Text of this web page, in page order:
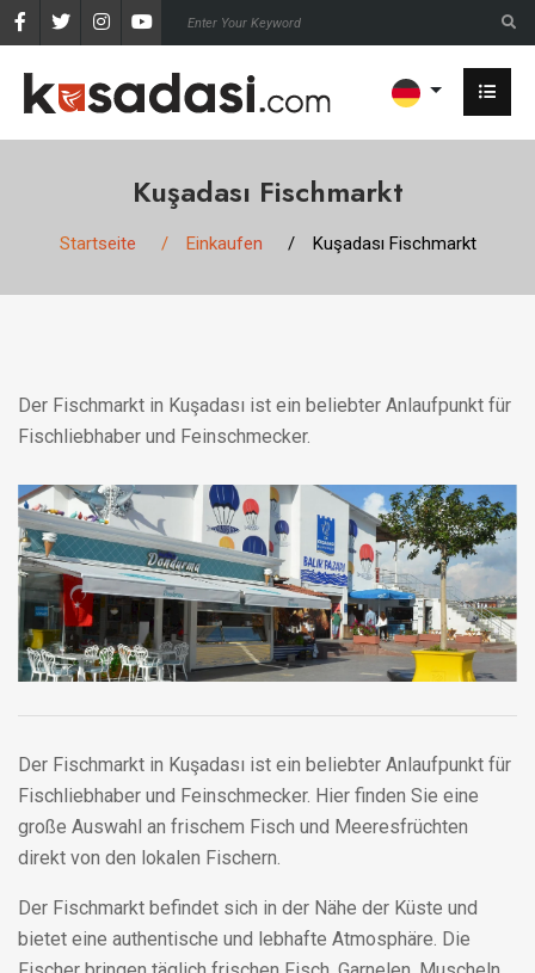
Kuşadası Fischmarkt
Startseite Einkaufen Kuşadası Fischmarkt
Der Fischmarkt in Kuşadası ist ein beliebter Anlaufpunkt für
Fischliebhaber und Feinschmecker.
Der Fischmarkt in Kuşadası ist ein beliebter Anlaufpunkt für
Fischliebhaber und Feinschmecker. Hier finden Sie eine
große Auswahl an frischem Fisch und Meeresfrüchten
direkt von den lokalen Fischern.
Der Fischmarkt befindet sich in der Nähe der Küste und
bietet eine authentische und lebhafte Atmosphäre. Die